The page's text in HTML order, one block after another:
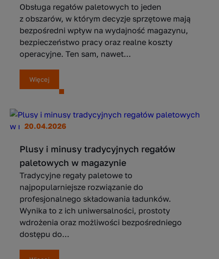
Obsługa regałów paletowych to jeden
z obszarów, w którym decyzje sprzętowe mają
bezpośredni wpływ na wydajność magazynu,
bezpieczeństwo pracy oraz realne koszty
operacyjne. Ten sam, nawet...
Więcej
20.04.2026
Plusy i minusy tradycyjnych regałów
paletowych w magazynie
Tradycyjne regały paletowe to
najpopularniejsze rozwiązanie do
profesjonalnego składowania ładunków.
Wynika to z ich uniwersalności, prostoty
wdrożenia oraz możliwości bezpośredniego
dostępu do...